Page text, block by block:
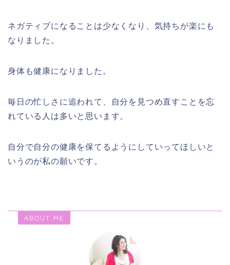
ネガティブになることは少なくなり、気持ちが楽にも
なりました。
身体も健康になりました。
毎日の忙しさに追われて、自分を見つめ直すことを忘
れている人は多いと思います。
自分で自分の健康を保てるようにしていってほしいと
いうのが私の願いです。
ABOUT ME